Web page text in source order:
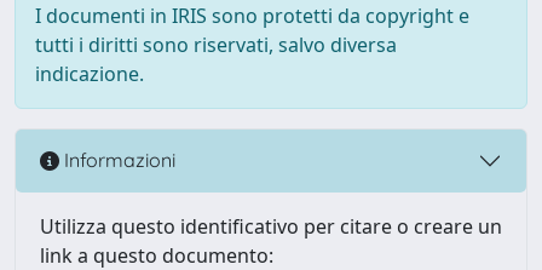
I documenti in IRIS sono protetti da copyright e
tutti i diritti sono riservati, salvo diversa
indicazione.
Informazioni
Utilizza questo identificativo per citare o creare un
link a questo documento: